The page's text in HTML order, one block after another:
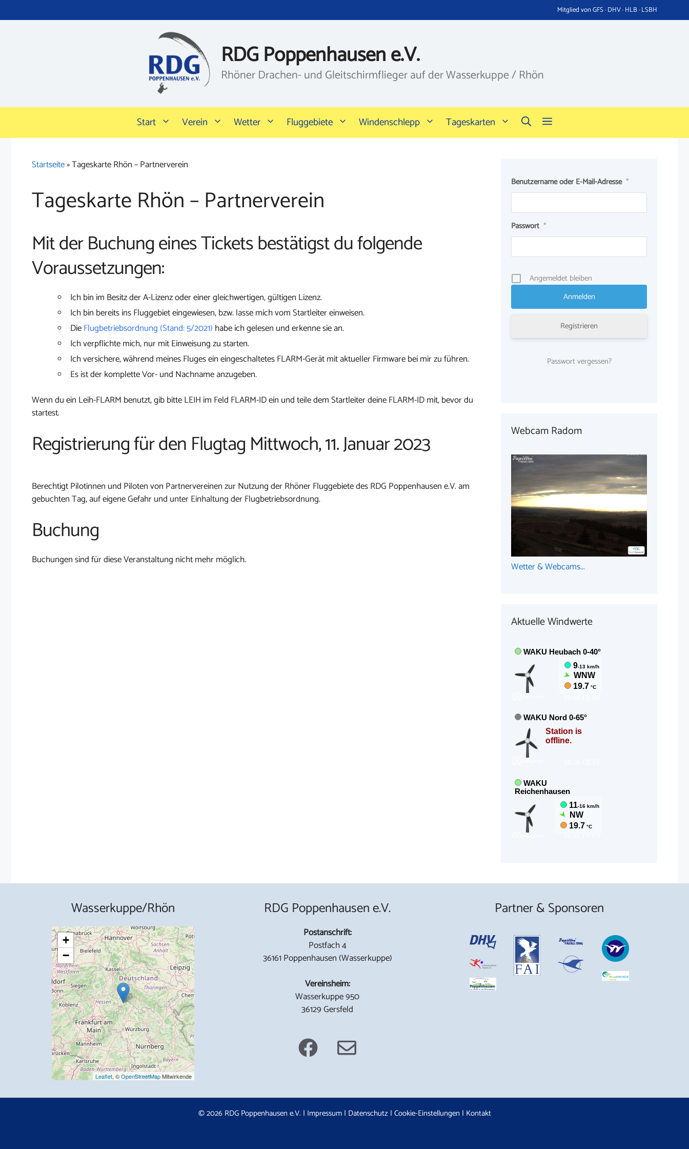
Inhalt
Mitglied von GFS · DHV · HLB · LSBH
RDG Poppenhausen e.V.
Rhöner Drachen- und Gleitschirmflieger auf der Wasserkuppe / Rhön
Start Verein Wetter Fluggebiete Windenschlepp Tageskarten
Startseite»Tageskarte Rhön – Partnerverein
Tageskarte Rhön – Partnerverein
Mit der Buchung eines Tickets bestätigst du folgende
Voraussetzungen:
Ich bin im Besitz der A-Lizenz oder einer gleichwertigen, gültigen Lizenz.
Ich bin bereits ins Fluggebiet eingewiesen, bzw. lasse mich vom Startleiter einweisen.
DieFlugbetriebsordnung (Stand: 5/2021) habe ich gelesen und erkenne sie an.
Ich verpflichte mich, nur mit Einweisung zu starten.
Ich versichere, während meines Fluges ein eingeschaltetes FLARM-Gerät mit aktueller Firmware bei mir zu führen.
Es ist der komplette Vor- und Nachname anzugeben.
Wenn du ein Leih-FLARM benutzt, gib bitte LEIH im Feld FLARM-ID ein und teile dem Startleiter deine FLARM-ID mit, bevor du
startest.
Registrierung für den Flugtag Mittwoch, 11. Januar 2023
Berechtigt Pilotinnen und Piloten von Partnervereinen zur Nutzung der Rhöner Fluggebiete des RDG Poppenhausen e.V. am
gebuchten Tag, auf eigene Gefahr und unter Einhaltung der Flugbetriebsordnung.
Buchung
Buchungen sind für diese Veranstaltung nicht mehr möglich.
Benutzername oder E-Mail-Adresse *
Passwort *
Angemeldet bleiben
Registrieren
Passwort vergessen?
Webcam Radom
Wetter & Webcams...
Aktuelle Windwerte
Wasserkuppe/Rhön
+
−
Leaflet, ©OpenStreetMapMitwirkende
RDG Poppenhausen e.V.
Postanschrift:
Postfach 4
36161 Poppenhausen (Wasserkuppe)
Vereinsheim:
Wasserkuppe 950
36129 Gersfeld
Partner & Sponsoren
© 2026 RDG Poppenhausen e.V. | Impressum| Datenschutz | Cookie-Einstellungen | Kontakt